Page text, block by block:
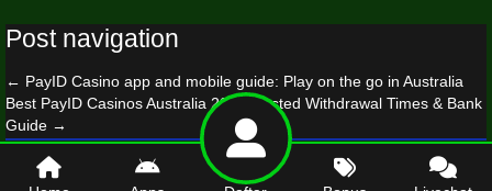
Post navigation
← PayID Casino app and mobile guide: Play on the go in Australia
Best PayID Casinos Australia 2026: Tested Withdrawal Times & Bank
Guide →
© 2026 beccahallstedtdesign.com